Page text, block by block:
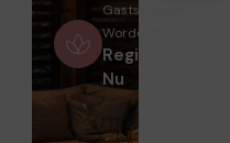
Gastschrijver
Worden?
Registreer
Nu